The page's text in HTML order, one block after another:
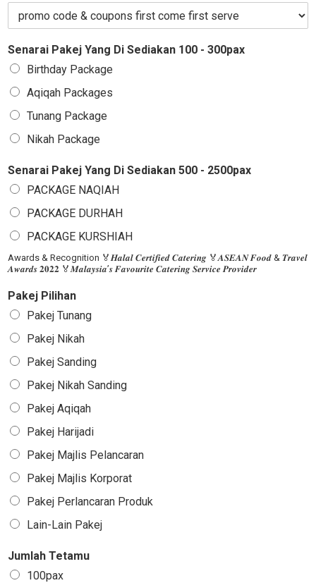
Senarai Pakej Yang Di Sediakan 100 - 300pax
Birthday Package
Aqiqah Packages
Tunang Package
Nikah Package
Senarai Pakej Yang Di Sediakan 500 - 2500pax
PACKAGE NAQIAH
PACKAGE DURHAH
PACKAGE KURSHIAH
Awards & Recognition 🏅𝑯𝒂𝒍𝒂𝒍 𝑪𝒆𝒓𝒕𝒊𝒇𝒊𝒆𝒅 𝑪𝒂𝒕𝒆𝒓𝒊𝒏𝒈 🏅𝑨𝑺𝑬𝑨𝑵 𝑭𝒐𝒐𝒅 & 𝑻𝒓𝒂𝒗𝒆𝒍
𝑨𝒘𝒂𝒓𝒅𝒔 𝟐𝟎𝟐𝟐 🏅𝑴𝒂𝒍𝒂𝒚𝒔𝒊𝒂’𝒔 𝑭𝒂𝒗𝒐𝒖𝒓𝒊𝒕𝒆 𝑪𝒂𝒕𝒆𝒓𝒊𝒏𝒈 𝑺𝒆𝒓𝒗𝒊𝒄𝒆 𝑷𝒓𝒐𝒗𝒊𝒅𝒆𝒓
Pakej Pilihan
Pakej Tunang
Pakej Nikah
Pakej Sanding
Pakej Nikah Sanding
Pakej Aqiqah
Pakej Harijadi
Pakej Majlis Pelancaran
Pakej Majlis Korporat
Pakej Perlancaran Produk
Lain-Lain Pakej
Jumlah Tetamu
100pax